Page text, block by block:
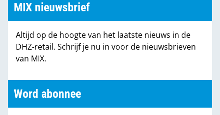
Partners
MIX nieuwsbrief
Altijd op de hoogte van het laatste nieuws in de
DHZ-retail. Schrijf je nu in voor de nieuwsbrieven
van MIX.
Word abonnee